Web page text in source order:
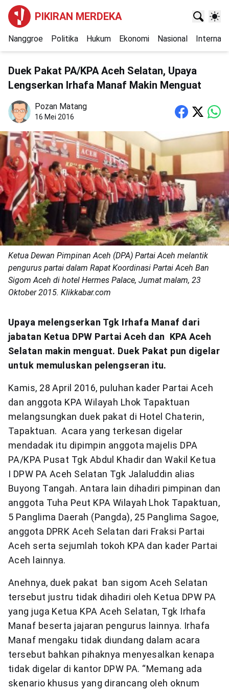
PIKIRAN MERDEKA
Nanggroe Politika Hukum Ekonomi Nasional
Duek Pakat PA/KPA Aceh Selatan, Upaya
Lengserkan Irhafa Manaf Makin Menguat
Pozan Matang
16 Mei 2016
Ketua Dewan Pimpinan Aceh (DPA) Partai Aceh melantik
pengurus partai dalam Rapat Koordinasi Partai Aceh Ban
Sigom Aceh di hotel Hermes Palace, Jumat malam, 23
Oktober 2015. Klikkabar.com
Upaya melengserkan Tgk Irhafa Manaf dari
jabatan Ketua DPW Partai Aceh dan KPA Aceh
Selatan makin menguat. Duek Pakat pun digelar
untuk memuluskan pelengseran itu.
Kamis, 28 April 2016, puluhan kader Partai Aceh
dan anggota KPA Wilayah Lhok Tapaktuan
melangsungkan duek pakat di Hotel Chaterin,
Tapaktuan. Acara yang terkesan digelar
mendadak itu dipimpin anggota majelis DPA
PA/KPA Pusat Tgk Abdul Khadir dan Wakil Ketua
I DPW PA Aceh Selatan Tgk Jalaluddin alias
Buyong Tangah. Antara lain dihadiri pimpinan dan
anggota Tuha Peut KPA Wilayah Lhok Tapaktuan,
5 Panglima Daerah (Pangda), 25 Panglima Sagoe,
anggota DPRK Aceh Selatan dari Fraksi Partai
Aceh serta sejumlah tokoh KPA dan kader Partai
Aceh lainnya.
Anehnya, duek pakat ban sigom Aceh Selatan
tersebut justru tidak dihadiri oleh Ketua DPW PA
yang juga Ketua KPA Aceh Selatan, Tgk Irhafa
Manaf beserta jajaran pengurus lainnya. Irhafa
Manaf mengaku tidak diundang dalam acara
tersebut bahkan pihaknya menyesalkan kenapa
tidak digelar di kantor DPW PA. “Memang ada
skenario khusus yang dirancang oleh oknum